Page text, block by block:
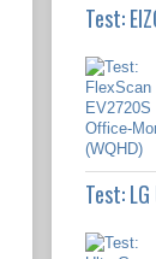
Test:
Test: